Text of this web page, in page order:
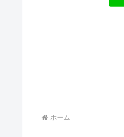
ホーム